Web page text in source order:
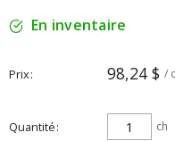
En inventaire
Prix 98,24 $ /
Quantité ch